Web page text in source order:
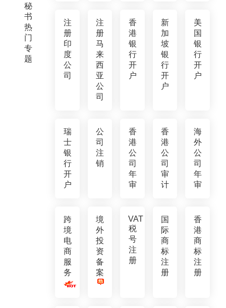
秘
书
热
门
专
题
注
册
印
度
公
司
注
册
马
来
西
亚
公
司
香
港
银
行
开
户
新
加
坡
银
行
开
户
美
国
银
行
开
户
瑞
士
银
行
开
户
公
司
注
销
香
港
公
司
年
审
香
港
公
司
审
计
海
外
公
司
年
审
跨
境
电
商
服
务
境
外
投
资
备
案
VAT
税
号
注
册
国
际
商
标
注
册
香
港
商
标
注
册